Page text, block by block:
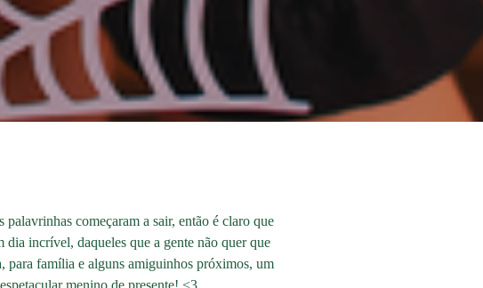
começaram a sair, então é claro que
incrível, daqueles que a gente não quer que
para família e alguns amiguinhos próximos, um
menino de presente! <3